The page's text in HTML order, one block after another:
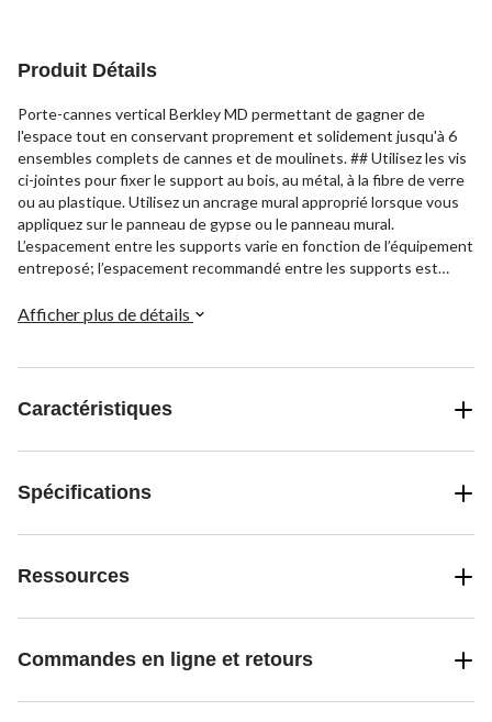
Produit Détails
Porte-cannes vertical Berkley MD permettant de gagner de
l'espace tout en conservant proprement et solidement jusqu'à 6
ensembles complets de cannes et de moulinets. ## Utilisez les vis
ci-jointes pour fixer le support au bois, au métal, à la fibre de verre
ou au plastique. Utilisez un ancrage mural approprié lorsque vous
appliquez sur le panneau de gypse ou le panneau mural.
L’espacement entre les supports varie en fonction de l’équipement
entreposé; l’espacement recommandé entre les supports est
Afficher plus de détails
Caractéristiques
Spécifications
Ressources
Commandes en ligne et retours